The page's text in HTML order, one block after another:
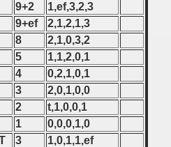
9+2
1,ef,3,2,3
9+ef
2,1,2,1,3
8
2,1,0,3,2
5
1,1,2,0,1
4
0,2,1,0,1
3
2,0,1,0,0
2
t,1,0,0,1
1
0,0,0,1,0
3 1,0,1,1,ef